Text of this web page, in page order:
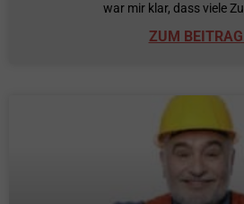
war mir klar, dass viele
ZUM